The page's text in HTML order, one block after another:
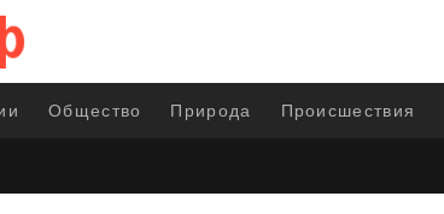
Общество Природа Происшествия